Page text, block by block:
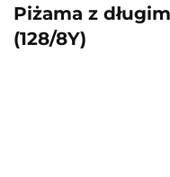
Piżama z
(128/8Y)